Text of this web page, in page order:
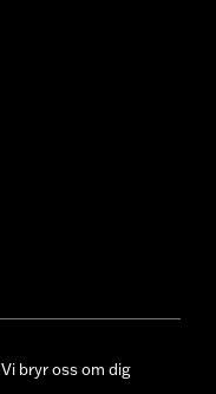
Vi bryr oss om dig